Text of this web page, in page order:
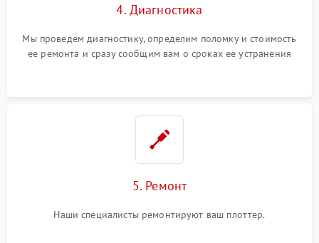
4. Диагностика
Мы проведем диагностику, определим поломку и стоимость
ее ремонта и сразу сообщим вам о сроках ее устранения
5. Ремонт
Наши специалисты ремонтируют ваш плоттер.